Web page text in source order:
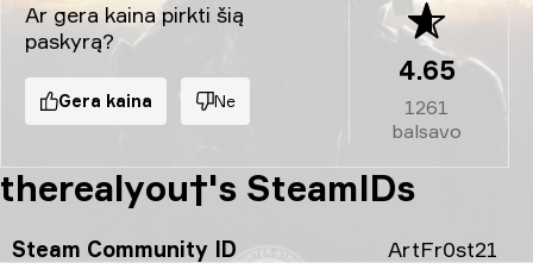
Ar gera kaina pirkti šią
paskyrą?
Gera kaina Ne
4.65
1261
balsavo
therealyou†'s SteamIDs
Steam Community ID ArtFr0st21